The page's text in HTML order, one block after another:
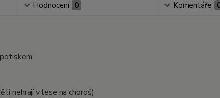
Hodnocení 0 Komentáře
nehrají v lese na choroš)